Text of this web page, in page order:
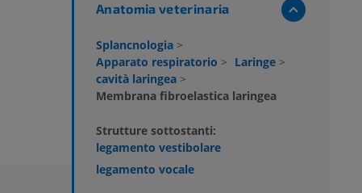
Anatomia veterinaria
Splancnologia >
Apparato respiratorio > Laringe >
cavità laringea >
Membrana fibroelastica laringea
Strutture sottostanti:
legamento vestibolare
legamento vocale